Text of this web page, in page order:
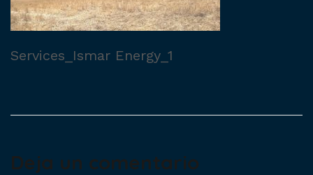
Services_Ismar Energy_1
Deja un comentario